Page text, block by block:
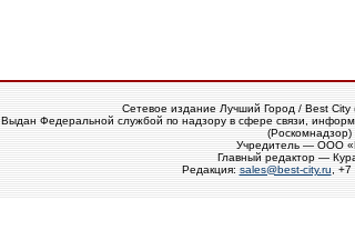
Сетевое издание Лучший Город / Best City
Выдан Федеральной службой по надзору в сфере связи,
(Роскомнадзор)
Учредитель — ООО
Главный редактор —
Редакция: sales@best-city.ru ,